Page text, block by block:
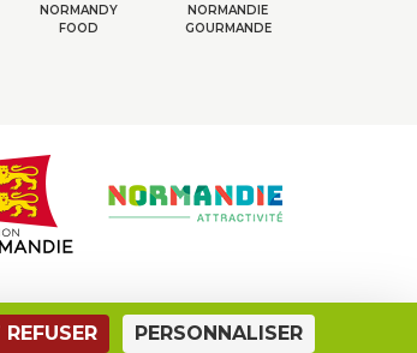
NORMANDY
FOOD
NORMANDIE
GOURMANDE
PERSONNALISER